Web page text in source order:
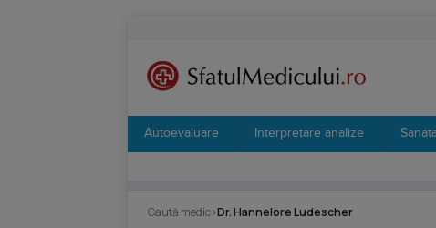
Autoevaluare Interpretare analize
Caută medic›Dr. Hannelore Ludescher